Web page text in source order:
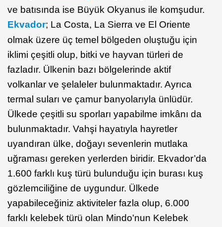
ve batısında ise Büyük Okyanus ile komşudur.
Ekvador; La Costa, La Sierra ve El Oriente
olmak üzere üç temel bölgeden oluştuğu için
iklimi çeşitli olup, bitki ve hayvan türleri de
fazladır. Ülkenin bazı bölgelerinde aktif
volkanlar ve şelaleler bulunmaktadır. Ayrıca
termal suları ve çamur banyolarıyla ünlüdür.
Ülkede çeşitli su sporları yapabilme imkânı da
bulunmaktadır. Vahşi hayatıyla hayretler
uyandıran ülke, doğayı sevenlerin mutlaka
uğraması gereken yerlerden biridir. Ekvador’da
1.600 farklı kuş türü bulunduğu için burası kuş
gözlemciliğine de uygundur. Ülkede
yapabileceğiniz aktiviteler fazla olup, 6.000
farklı kelebek türü olan Mindo'nun Kelebek